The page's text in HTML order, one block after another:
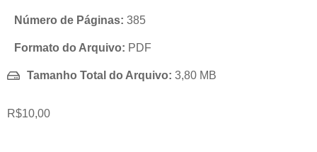
Número de Páginas: 385
Formato do Arquivo: PDF
Tamanho Total do Arquivo: 3,80 MB
R$10,00